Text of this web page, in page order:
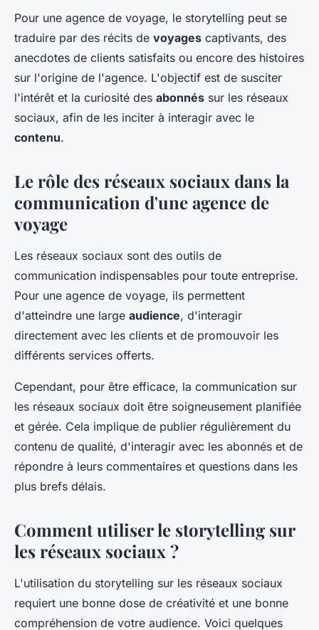
Pour une agence de voyage, le storytelling peut se
traduire par des récits de voyages captivants, des
anecdotes de clients satisfaits ou encore des histoires
sur l'origine de l'agence. L'objectif est de susciter
l'intérêt et la curiosité des abonnés sur les réseaux
sociaux, afin de les inciter à interagir avec le
contenu.
Le rôle des réseaux sociaux dans la
communication d'une agence de
voyage
Les réseaux sociaux sont des outils de
communication indispensables pour toute entreprise.
Pour une agence de voyage, ils permettent
d'atteindre une large audience, d'interagir
directement avec les clients et de promouvoir les
différents services offerts.
Cependant, pour être efficace, la communication sur
les réseaux sociaux doit être soigneusement planifiée
et gérée. Cela implique de publier régulièrement du
contenu de qualité, d'interagir avec les abonnés et de
répondre à leurs commentaires et questions dans les
plus brefs délais.
Comment utiliser le storytelling sur
les réseaux sociaux ?
L'utilisation du storytelling sur les réseaux sociaux
requiert une bonne dose de créativité et une bonne
compréhension de votre audience. Voici quelques